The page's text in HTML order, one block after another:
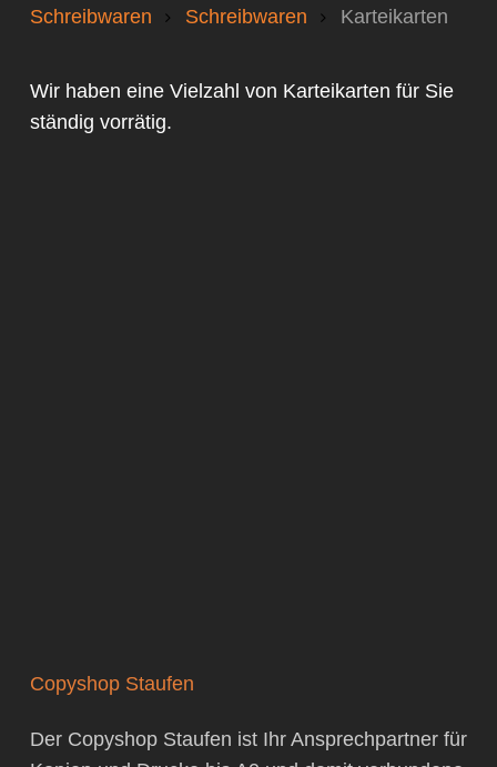
Schreibwaren Schreibwaren Karteikarten
Wir haben eine Vielzahl von Karteikarten für Sie
ständig vorrätig.
Copyshop Staufen
Der Copyshop Staufen ist Ihr Ansprechpartner für